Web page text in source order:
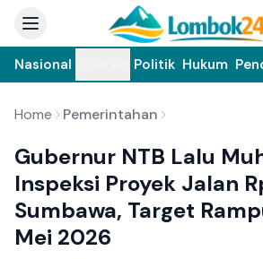
Nasional Politik Hukum
Home Pemerintahan
Gubernur NTB Lalu
Inspeksi Proyek Jalan
Sumbawa, Target
Mei 2026